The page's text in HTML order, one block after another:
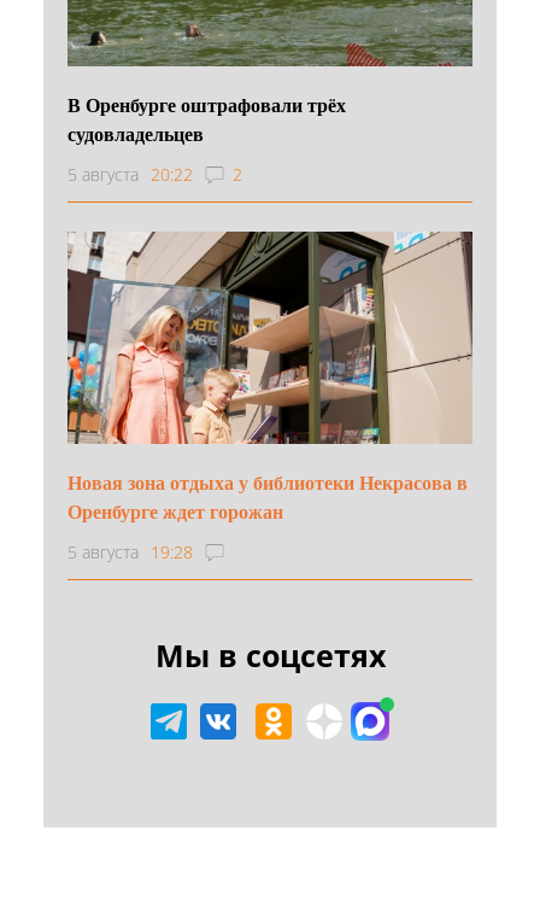
В Оренбурге оштрафовали трёх
судовладельцев
5 августа 20:22 2
Новая зона отдыха у библиотеки Некрасова в
Оренбурге ждет горожан
5 августа 19:28
Мы в соцсетях